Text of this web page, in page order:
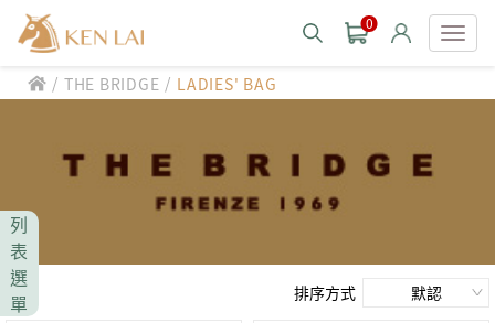
0
款式分類 style
男士包款 MEN'S BAG
男士夾款 MEN'S WALLET
CHIARUGI
男士包款 MEN'S BAG
男士夾款 MEN'S WALLET
男士皮帶 MEN'S BELT
CUMAR
Roberta di Camerino
/ THE BRIDGE / LADIES' BAG
列
表
選
單
排序方式